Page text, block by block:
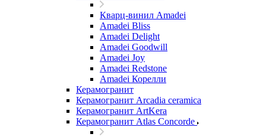
Кварц-винил Amadei
Amadei Bliss
Amadei Delight
Amadei Goodwill
Amadei Joy
Amadei Redstone
Amadei Корелли
Керамогранит
Керамогранит Arcadia ceramica
Керамогранит ArtKera
Керамогранит Atlas Concorde